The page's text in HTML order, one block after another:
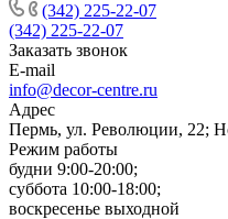
(342) 225-22-07
(342) 225-22-07
Заказать звонок
E-mail
info@decor-centre.ru
Адрес
Пермь, ул. Революции, 22;
Режим работы
будни 9:00-20:00;
суббота 10:00-18:00;
воскресенье выходной